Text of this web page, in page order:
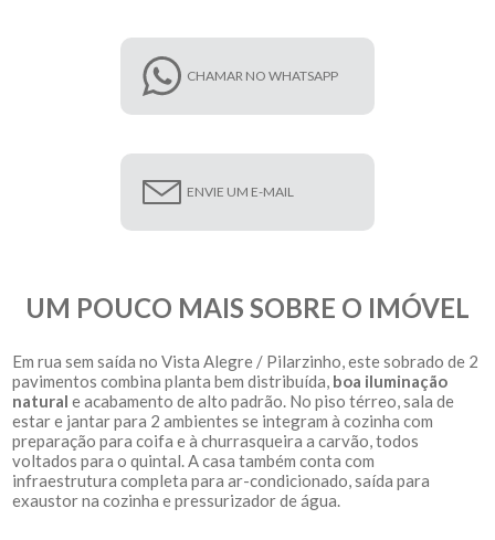
CHAMAR NO WHATSAPP
ENVIE UM E-MAIL
UM POUCO MAIS SOBRE O IMÓVEL
Em rua sem saída no Vista Alegre / Pilarzinho, este sobrado de 2
pavimentos combina planta bem distribuída, boa iluminação
natural e acabamento de alto padrão. No piso térreo, sala de
estar e jantar para 2 ambientes se integram à cozinha com
preparação para coifa e à churrasqueira a carvão, todos
voltados para o quintal. A casa também conta com
infraestrutura completa para ar-condicionado, saída para
exaustor na cozinha e pressurizador de água.